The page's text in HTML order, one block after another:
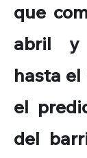
que
abril y
hasta el
el
del